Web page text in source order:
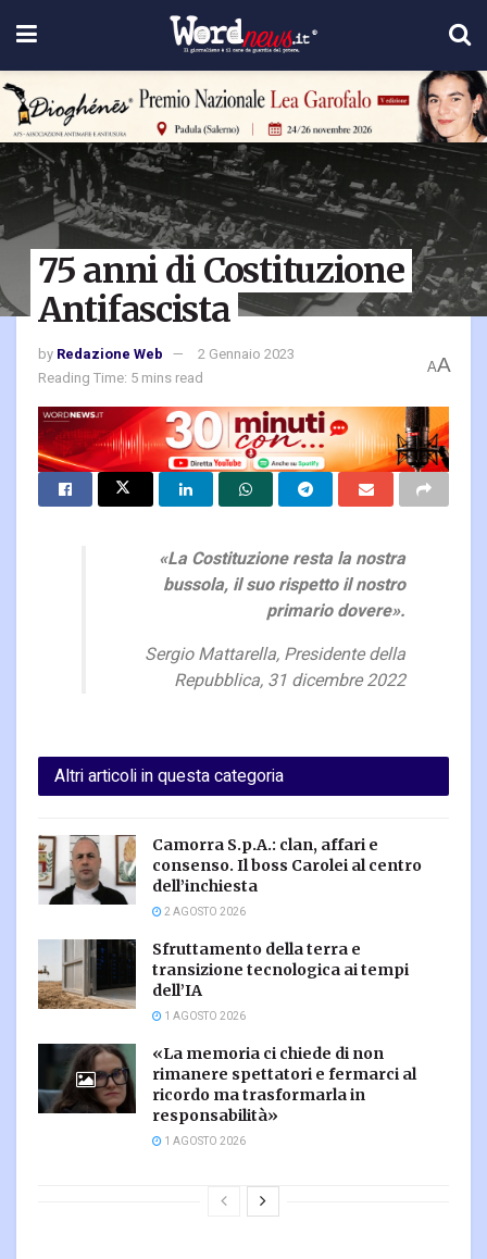
75 anni di Costituzione
Antifascista
by Redazione Web
2 Gennaio 2023
Reading Time: 5 mins read
AA
«La Costituzione resta la nostra
bussola, il suo rispetto il nostro
primario dovere».
Sergio Mattarella, Presidente della
Repubblica, 31 dicembre 2022
Altri articoli in questa categoria
Camorra S.p.A.: clan, affari e
consenso. Il boss Carolei al centro
dell’inchiesta
2 AGOSTO 2026
Sfruttamento della terra e
transizione tecnologica ai tempi
dell’IA
1 AGOSTO 2026
«La memoria ci chiede di non
rimanere spettatori e fermarci al
ricordo ma trasformarla in
responsabilità»
1 AGOSTO 2026